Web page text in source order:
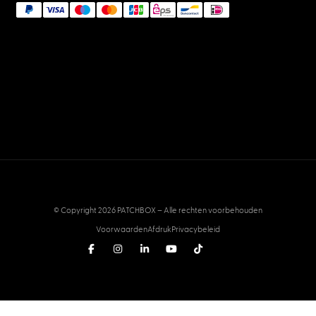
© Copyright 2026 PATCHBOX – Alle rechten voorbehouden
VoorwaardenAfdrukPrivacybeleid